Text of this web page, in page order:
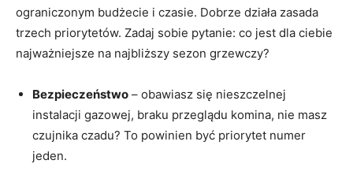
ograniczonym budżecie i czasie. Dobrze działa zasada
trzech priorytetów. Zadaj sobie pytanie: co jest dla ciebie
najważniejsze na najbliższy sezon grzewczy?
Bezpieczeństwo – obawiasz się nieszczelnej
instalacji gazowej, braku przeglądu komina, nie masz
czujnika czadu? To powinien być priorytet numer
jeden.